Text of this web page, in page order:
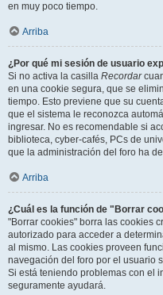
en muy poco tiempo.
Arriba
¿Por qué mi sesión de usuario
Si no activa la casilla Recordar
en una cookie segura, que se
tiempo. Esto previene que su
que el sistema le reconozca
ingresar. No es recomendable si
biblioteca, cyber-cafés, PCs de
que la administración del foro ha
Arriba
¿Cuál es la función de "Borrar
"Borrar cookies" borra las cookies
autorizado para acceder a
al mismo. Las cookies proveen
navegación del foro por el usuario
Si está teniendo problemas con el
seguramente ayudará.